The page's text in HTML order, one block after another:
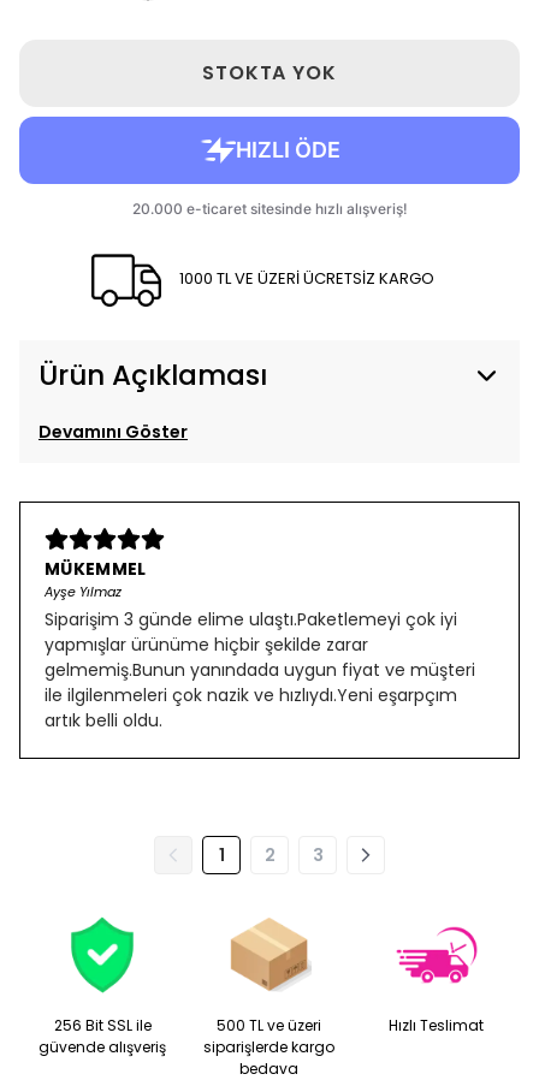
STOKTA YOK
1000 TL VE ÜZERİ ÜCRETSİZ KARGO
Ürün Açıklaması
Devamını Göster
MÜKEMMEL
Ayşe Yılmaz
Siparişim 3 günde elime ulaştı.Paketlemeyi çok iyi
yapmışlar ürünüme hiçbir şekilde zarar
gelmemiş.Bunun yanındada uygun fiyat ve müşteri
ile ilgilenmeleri çok nazik ve hızlıydı.Yeni eşarpçım
artık belli oldu.
1 2 3
256 Bit SSL ile
güvende alışveriş
500 TL ve üzeri
siparişlerde kargo
bedava
Hızlı Teslimat